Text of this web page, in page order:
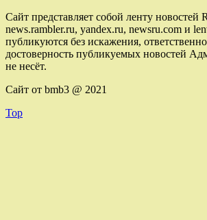
Сайт представляет собой ленту новостей
news.rambler.ru, yandex.ru, newsru.com и
публикуются без искажения,
достоверность публикуемых новостей
не несёт.
Сайт от bmb3 @ 2021
Top